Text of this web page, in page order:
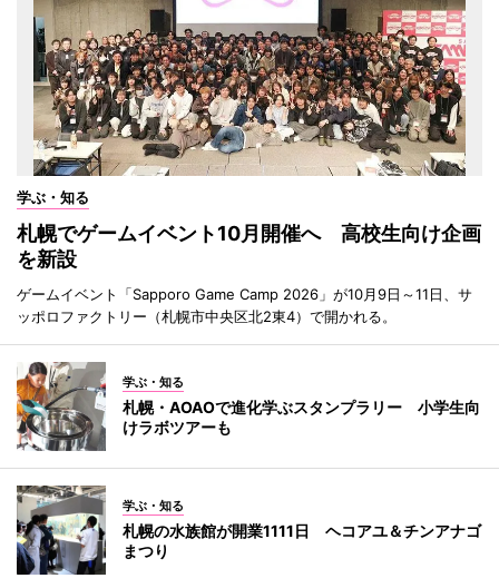
学ぶ・知る
札幌でゲームイベント10月開催へ 高校生向け企画
を新設
ゲームイベント「Sapporo Game Camp 2026」が10月9日～11日、サ
ッポロファクトリー（札幌市中央区北2東4）で開かれる。
学ぶ・知る
札幌・AOAOで進化学ぶスタンプラリー 小学生向
けラボツアーも
学ぶ・知る
札幌の水族館が開業1111日 ヘコアユ＆チンアナゴ
まつり